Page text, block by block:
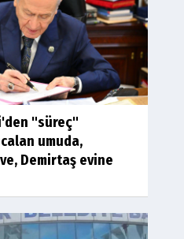
"süreç"
umuda,
Demirtaş evine